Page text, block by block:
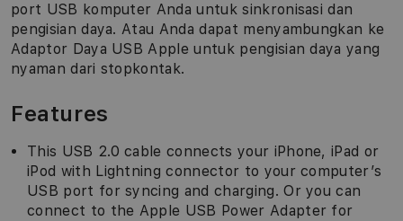
port USB komputer Anda untuk sinkronisasi dan
pengisian daya. Atau Anda dapat menyambungkan ke
Adaptor Daya USB Apple untuk pengisian daya yang
nyaman dari stopkontak.
Features
This USB 2.0 cable connects your iPhone, iPad or
iPod with Lightning connector to your computer’s
USB port for syncing and charging. Or you can
connect to the Apple USB Power Adapter for